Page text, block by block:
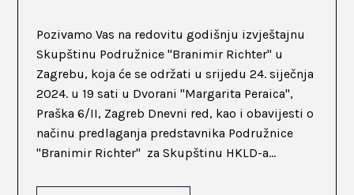
Pozivamo Vas na redovitu godišnju izvještajnu
Skupštinu Podružnice "Branimir Richter" u
Zagrebu, koja će se održati u srijedu 24. siječnja
2024. u 19 sati u Dvorani "Margarita Peraica",
Praška 6/II, Zagreb Dnevni red, kao i obavijesti o
načinu predlaganja predstavnika Podružnice
"Branimir Richter" za Skupštinu HKLD-a...